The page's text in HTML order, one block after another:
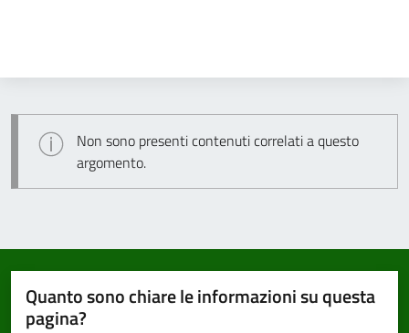
Non sono presenti contenuti correlati a questo
argomento.
Quanto sono chiare le informazioni su questa
pagina?